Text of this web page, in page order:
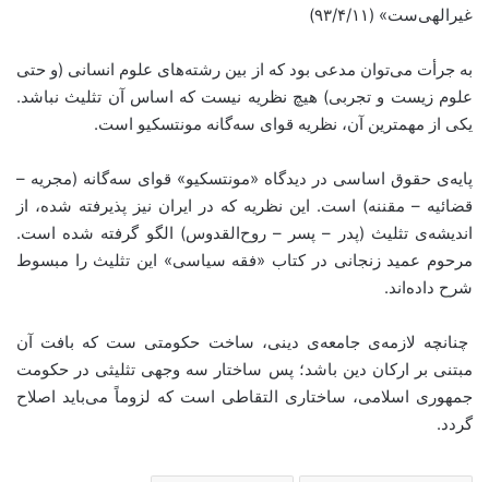
غیرالهی‌ست» (۹۳/۴/۱۱)
به جرأت می‌توان مدعی بود که از بین رشته‌های علوم انسانی (و حتی
علوم زیست و تجربی) هیچ نظریه نیست که اساس آن تثلیث نباشد.
یکی از مهمترین آن، نظریه قوای سه‌گانه مونتسکیو است.
پایه‌ی حقوق اساسی در دیدگاه «مونتسکیو» قوای سه‌گانه (مجریه –
قضائیه – مقننه) است. این نظریه که در ایران نیز پذیرفته شده، از
اندیشه‌ی تثلیث (پدر – پسر – روح‌القدوس) الگو گرفته شده است.
مرحوم عمید زنجانی در کتاب «فقه سیاسی» این تثلیث را مبسوط
شرح داده‌اند.
چنانچه لازمه‌ی جامعه‌ی دینی، ساخت حکومتی ست که بافت آن
مبتنی بر ارکان دین باشد؛ پس ساختار سه وجهی تثلیثی در حکومت
جمهوری اسلامی، ساختاری التقاطی است که لزوماً می‌باید اصلاح
گردد.